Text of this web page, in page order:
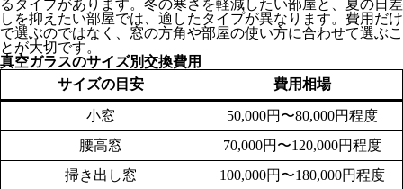
るタイプがあります。冬の寒さを軽減したい部屋と、夏の日差
しを抑えたい部屋では、適したタイプが異なります。費用だけ
で選ぶのではなく、窓の方角や部屋の使い方に合わせて選ぶこ
とが大切です。
真空ガラスのサイズ別交換費用
サイズの目安
費用相場
小窓
50,000円〜80,000円程度
腰高窓
70,000円〜120,000円程度
掃き出し窓
100,000円〜180,000円程度